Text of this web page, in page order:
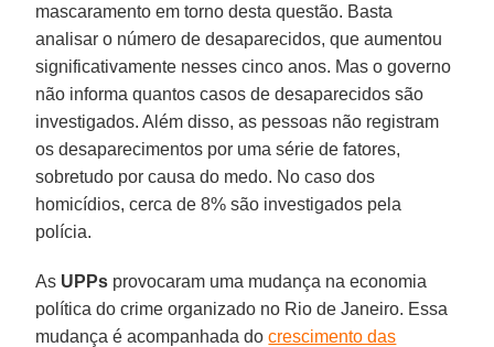
mascaramento em torno desta questão. Basta
analisar o número de desaparecidos, que aumentou
significativamente nesses cinco anos. Mas o governo
não informa quantos casos de desaparecidos são
investigados. Além disso, as pessoas não registram
os desaparecimentos por uma série de fatores,
sobretudo por causa do medo. No caso dos
homicídios, cerca de 8% são investigados pela
polícia.
As UPPs provocaram uma mudança na economia
política do crime organizado no Rio de Janeiro. Essa
mudança é acompanhada docrescimento das